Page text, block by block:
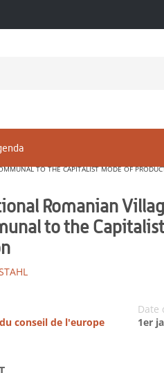
TO THE CAPITALIST MODE OF
Romanian
to the
conseil de l'europe
Date
1er